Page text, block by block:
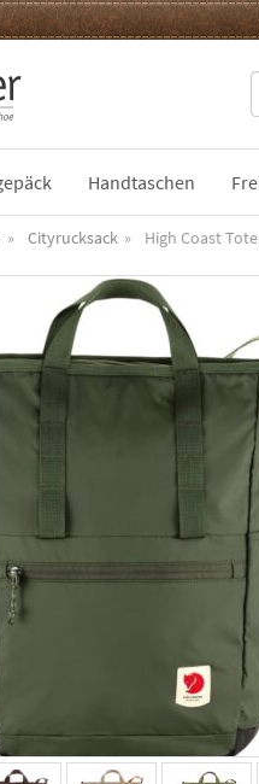
Handtaschen
Cityrucksack High Coast